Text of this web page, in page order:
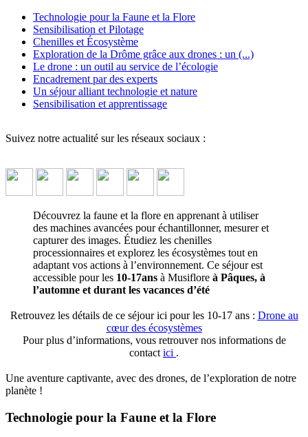
Drones au cœur de la Drôme
Venez participer à un projet au service de la Nature et de la
Technologie grâce aux Drones.↓ Lire le descriptif détaillé plus
bas ↓
Technologie pour la Faune et la Flore
Sensibilisation et Pilotage
Chenilles et Écosystème
Exploration de la Drôme grâce aux drones : un (...)
Le drone : un outil au service de l’écologie
Encadrement par des experts
Un séjour alliant technologie et nature
Sensibilisation et apprentissage
Suivez notre actualité sur les réseaux sociaux :
Découvrez la faune et la flore en apprenant à utiliser
des machines avancées pour échantillonner, mesurer et
capturer des images. Étudiez les chenilles
processionnaires et explorez les écosystèmes tout en
adaptant vos actions à l’environnement. Ce séjour est
accessible pour les 10-17ans à Musiflore à Pâques, à
l’automne et durant les vacances d’été
Retrouvez les détails de ce séjour ici pour les 10-17 ans : Drone au
cœur des écosystèmes
Pour plus d’informations, vous retrouver nos informations de
contact ici .
Une aventure captivante, avec des drones, de l’exploration de notre
planète !
Technologie pour la Faune et la Flore